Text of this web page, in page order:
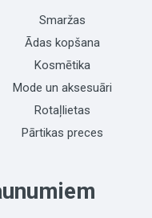
Smaržas
Ādas kopšana
Kosmētika
Mode un aksesuāri
Rotaļlietas
Pārtikas preces